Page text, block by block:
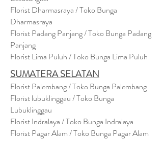
Florist Dharmasraya / Toko Bunga
Dharmasraya
Florist Padang Panjang / Toko Bunga Padang
Panjang
Florist Lima Puluh / Toko Bunga Lima Puluh
SUMATERA SELATAN
Florist Palembang / Toko Bunga Palembang
Florist lubuklinggau / Toko Bunga
Lubuklinggau
Florist Indralaya / Toko Bunga Indralaya
Florist Pagar Alam / Toko Bunga Pagar Alam